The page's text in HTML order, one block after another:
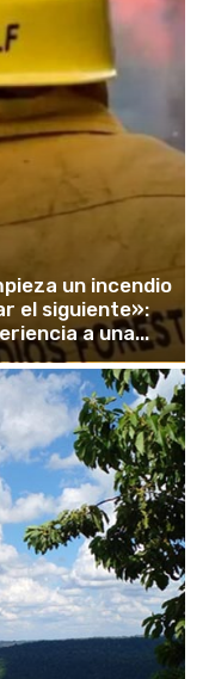
un incendio
el siguiente»:
a una...